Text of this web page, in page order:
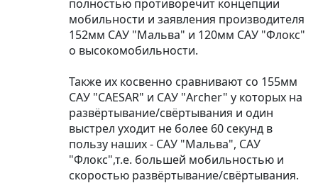
полностью противоречит концепции
мобильности и заявления производителя
152мм САУ "Мальва" и 120мм САУ "Флокс"
о высокомобильности.
Также их косвенно сравнивают со 155мм
САУ "CAESAR" и САУ "Archer" у которых на
развёртывание/свёртывания и один
выстрел уходит не более 60 секунд в
пользу наших - САУ "Мальва", САУ
"Флокс",т.е. большей мобильностью и
скоростью развёртывание/свёртывания.